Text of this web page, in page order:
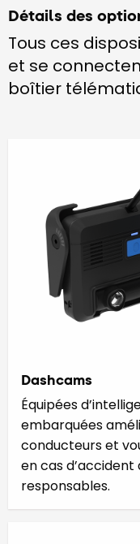
Détails des
Tous ces
et se
boîtier
Dashcams
Équipées
embarquées
conducteurs et
en cas
responsables.